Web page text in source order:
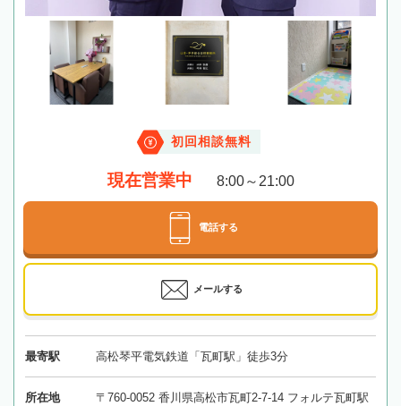
初回相談無料
現在営業中 8:00～21:00
電話する
メールする
最寄駅 高松琴平電気鉄道「瓦町駅」徒歩3分
所在地
〒760-0052 香川県高松市瓦町2-7-14 フォルテ瓦町駅